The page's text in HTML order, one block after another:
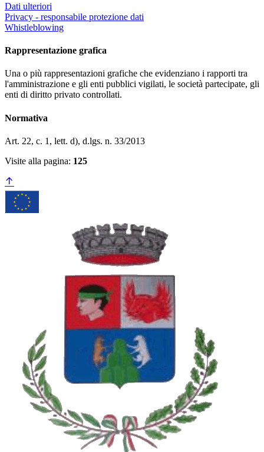
Dati ulteriori
Privacy - responsabile protezione dati
Whistleblowing
Rappresentazione grafica
Una o più rappresentazioni grafiche che evidenziano i rapporti tra
l'amministrazione e gli enti pubblici vigilati, le società partecipate, gli
enti di diritto privato controllati.
Normativa
Art. 22, c. 1, lett. d), d.lgs. n. 33/2013
Visite alla pagina: 125